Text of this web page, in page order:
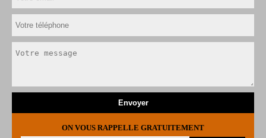
ON VOUS RAPPELLE GRATUITEMENT